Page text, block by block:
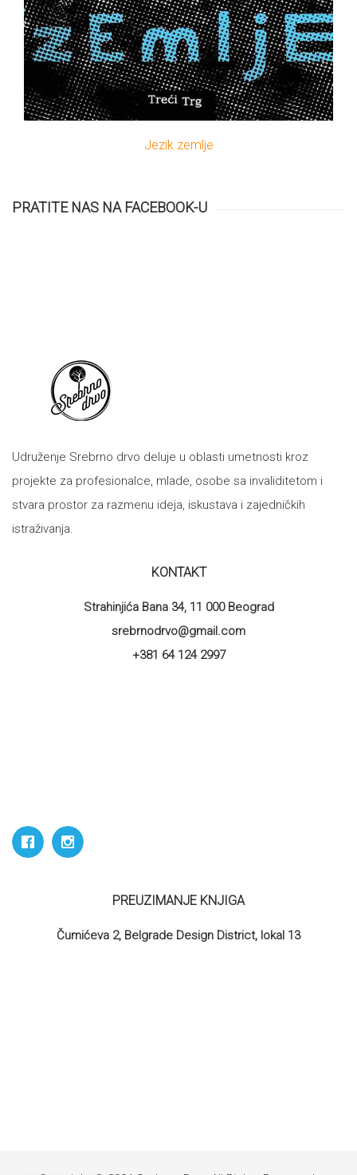
Jezik zemlje
PRATITE NAS NA FACEBOOK-U
Udruženje Srebrno drvo deluje u oblasti umetnosti kroz
projekte za profesionalce, mlade, osobe sa invaliditetom i
stvara prostor za razmenu ideja, iskustava i zajedničkih
istraživanja.
KONTAKT
Strahinjića Bana 34, 11 000 Beograd
srebrnodrvo@gmail.com
+381 64 124 2997
PREUZIMANJE KNJIGA
Čumićeva 2, Belgrade Design District, lokal 13